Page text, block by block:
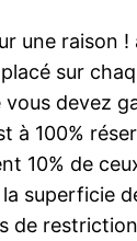
une
sur
à 100%
10% de
de